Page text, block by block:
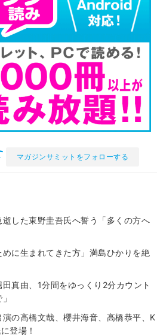
マガジンサミットをフォローする
した東野圭吾氏へ誓う「多くの方へ
に生まれてきた方」満島ひかりを絶
真由、1分間をゆっくり2分カウント
の高橋文哉、櫻井海音、高橋恭平、K
登場！